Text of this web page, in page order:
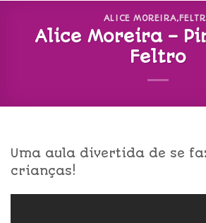
ALICE MOREIRA,
Alice Moreira –
Feltro
Uma aula divertida de se
crianças!